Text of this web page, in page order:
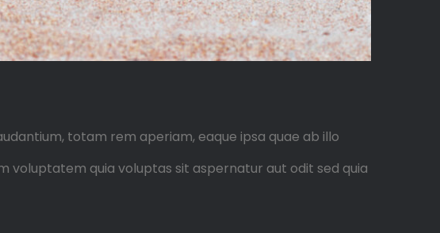
totam rem aperiam, eaque ipsa quae ab illo
quia voluptas sit aspernatur aut odit sed quia